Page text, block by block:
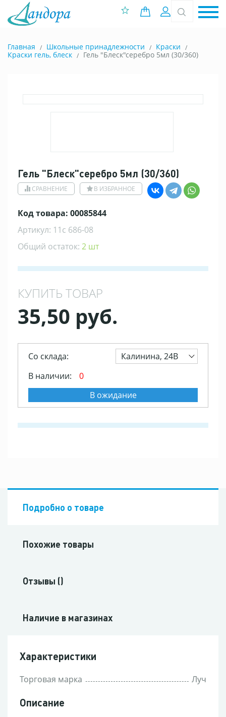
0 позиций
Вход
Главная Школьные принадлежности
Краски
Краски гель, блеск
Гель "Блеск"серебро 5мл (30/360)
Гель "Блеск"серебро 5мл (30/360)
СРАВНЕНИЕ В ИЗБРАННОЕ
Код товара: 00085844
Артикул: 11с 686-08
Общий остаток: 2 шт
КУПИТЬ ТОВАР
35,50 руб.
Со склада:
Калинина, 24В
В наличии:
0
В ожидание
Подробно о товаре
Похожие товары
Отзывы ()
Наличие в магазинах
Характеристики
Торговая марка Луч
Описание